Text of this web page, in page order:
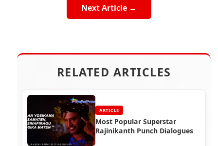
Next Article →
RELATED ARTICLES
ARTICLE
Most Popular Superstar
Rajinikanth Punch Dialogues